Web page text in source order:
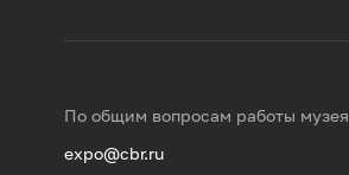
По общим вопросам работы музея
expo@cbr.ru